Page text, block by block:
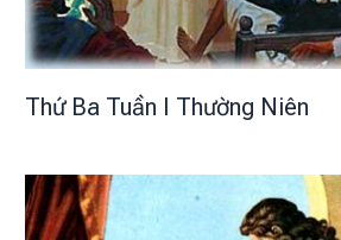
Thứ Ba Tuần I Thường Niên